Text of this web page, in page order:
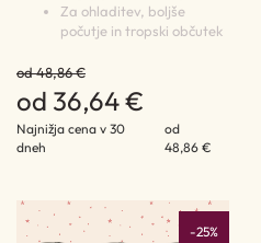
Za ohladitev, boljše
počutje in tropski občutek
od 48,86 €
od 36,64 €
Najnižja cena v 30
dneh
od
48,86 €
-25%